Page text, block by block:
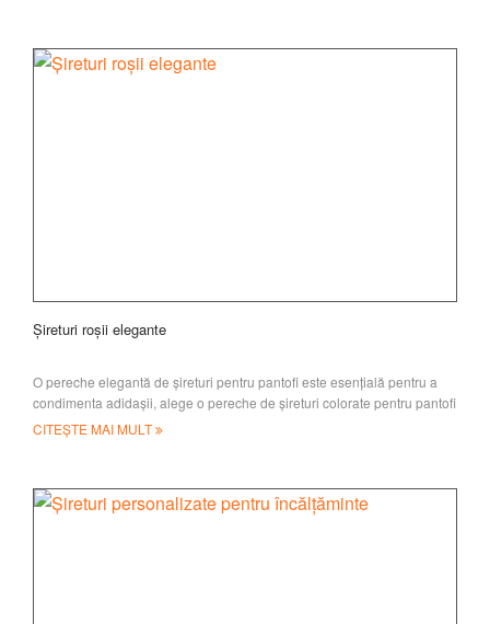
Șireturi roșii elegante
O pereche elegantă de șireturi pentru pantofi este esențială pentru a
condimenta adidașii, alege o pereche de șireturi colorate pentru pantofi
tăi sau ia-ți un
CITEȘTE MAI MULT